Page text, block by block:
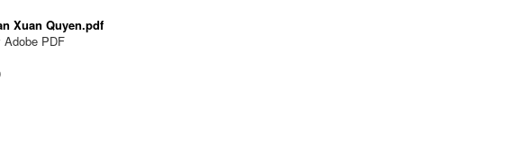
Xuan Quyen.pdf
Adobe PDF